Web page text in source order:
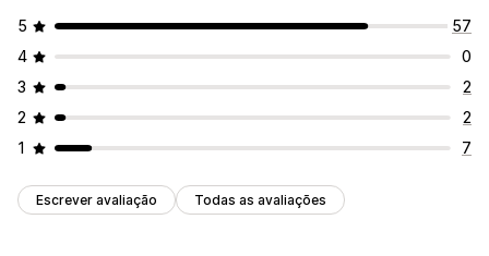
5
57
4
0
3
2
2
2
1
7
Escrever avaliação Todas as avaliações